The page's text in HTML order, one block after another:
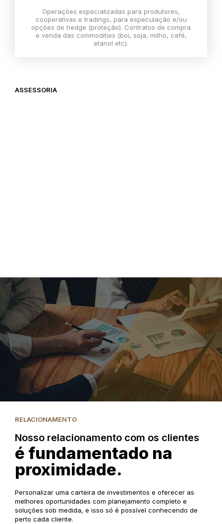
Operações especializadas para produtores,
cooperativas e tradings, para especulação e/ou
opções de hedge (proteção). Contratos de compra
e venda das commodities (boi, soja, milho, café,
etanol etc).
ASSESSORIA
RELACIONAMENTO
Nosso relacionamento com os clientes
é fundamentado na
proximidade.
Personalizar uma carteira de investimentos e oferecer as
melhores oportunidades com planejamento completo e
soluções sob medida, e isso só é possível conhecendo de
perto cada cliente.